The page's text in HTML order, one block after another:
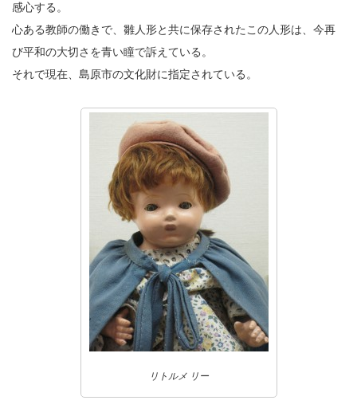
感心する。
心ある教師の働きで、雛人形と共に保存されたこの人形は、今再
び平和の大切さを青い瞳で訴えている。
それで現在、島原市の文化財に指定されている。
リトルメ リー